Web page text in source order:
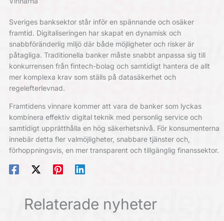
Sveriges banksektor står inför en spännande och osäker
framtid. Digitaliseringen har skapat en dynamisk och
snabbföränderlig miljö där både möjligheter och risker är
påtagliga. Traditionella banker måste snabbt anpassa sig till
konkurrensen från fintech-bolag och samtidigt hantera de allt
mer komplexa krav som ställs på datasäkerhet och
regelefterlevnad.
Framtidens vinnare kommer att vara de banker som lyckas
kombinera effektiv digital teknik med personlig service och
samtidigt upprätthålla en hög säkerhetsnivå. För konsumenterna
innebär detta fler valmöjligheter, snabbare tjänster och,
förhoppningsvis, en mer transparent och tillgänglig finanssektor.
Relaterade nyheter